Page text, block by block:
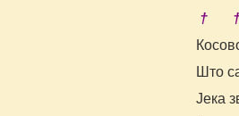
†
Што
Јека